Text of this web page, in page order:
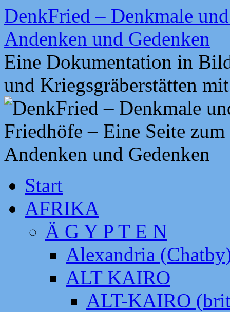
Zum
Inhalt
springen
DenkFried – Denkmale
Andenken und Gedenken
Eine Dokumentation in
und Kriegsgräberstätten
Start
AFRIKA
Ä G Y P T E N
Alexandria
ALT KAIRO
ALT-KAIRO